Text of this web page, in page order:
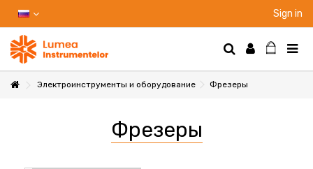
Sign in
Электроинструменты и оборудование Фрезеры
Фрезеры